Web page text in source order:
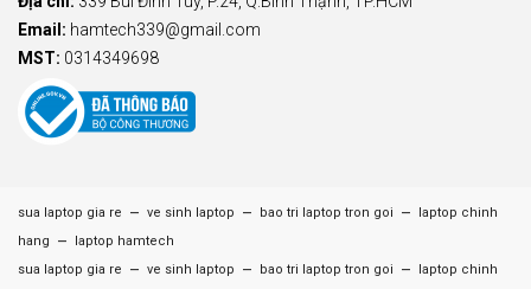
Email: hamtech339@gmail.com
MST: 0314349698
sua laptop gia re – ve sinh laptop – bao tri laptop tron goi –
laptop chinh
hang
–
laptop hamtech
sua laptop gia re
– ve sinh laptop – bao tri laptop tron goi –
laptop chinh